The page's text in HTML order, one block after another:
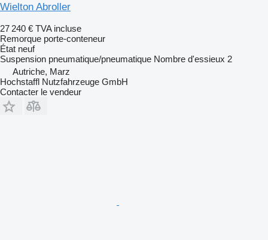
Wielton Abroller
27 240 € TVA incluse
Remorque porte-conteneur
État neuf
Suspension pneumatique/pneumatique Nombre d'essieux 2
Autriche, Marz
Hochstaffl Nutzfahrzeuge GmbH
Contacter le vendeur